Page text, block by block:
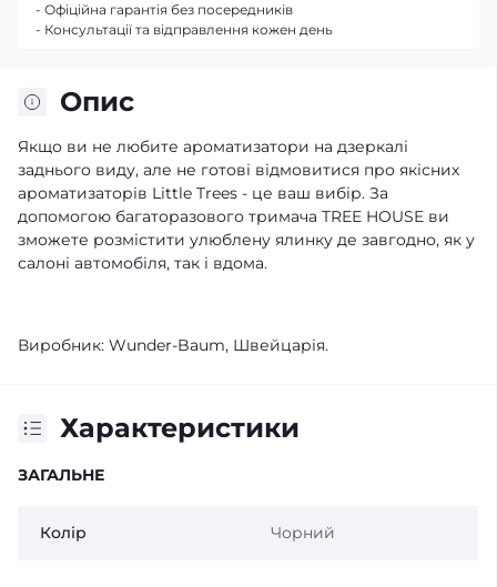
Опис
Якщо ви не любите ароматизатори на дзеркалі
заднього виду, але не готові відмовитися про якісних
ароматизаторів Little Trees - це ваш вибір. За
допомогою багаторазового тримача TREE HOUSE ви
зможете розмістити улюблену ялинку де завгодно, як у
салоні автомобіля, так і вдома.
Виробник: Wunder-Baum, Швейцарія.
Характеристики
ЗАГАЛЬНЕ
Колір Чорний
- Офіційна гарантія без посередників
- Консультації та відправлення кожен день